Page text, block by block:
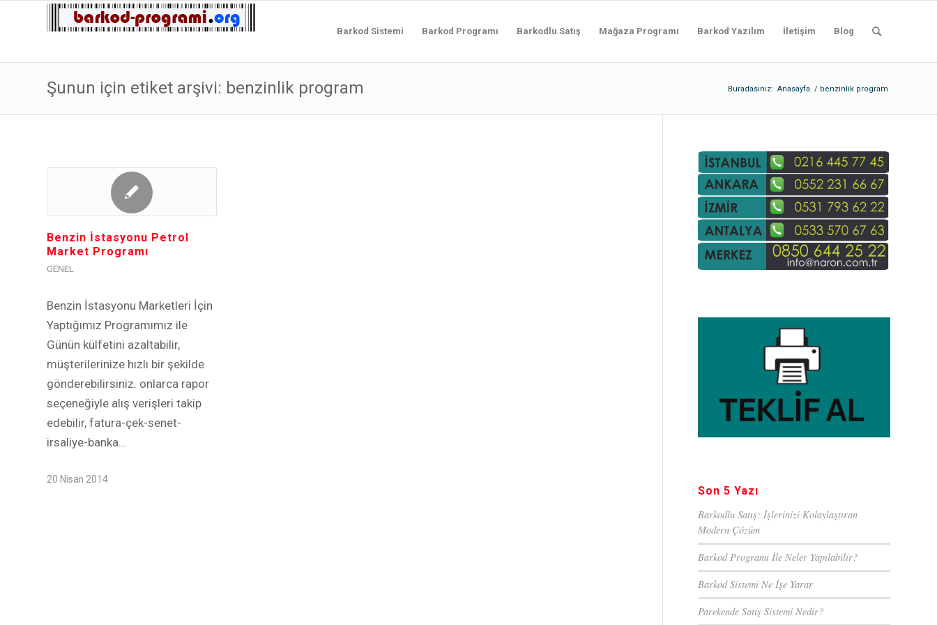
Barkod Sistemi Barkod Programı Barkodlu Satış Mağaza Programı Barkod Yazılım İletişim Blog
Şunun için etiket arşivi: benzinlik program Buradasınız: Anasayfa / benzinlik program
Benzin İstasyonu Petrol
Market Programı
GENEL
Benzin İstasyonu Marketleri İçin
Yaptığımız Programımız ile
Günün külfetini azaltabilir,
müşterilerinize hızlı bir şekilde
gönderebilirsiniz. onlarca rapor
seçeneğiyle alış verişleri takip
edebilir, fatura-çek-senet-
irsaliye-banka…
20 Nisan 2014
Son 5 Yazı
Barkodlu Satış: İşlerinizi Kolaylaştıran
Modern Çözüm
Barkod Programı İle Neler Yapılabilir?
Barkod Sistemi Ne İşe Yarar
Parekende Satış Sistemi Nedir?